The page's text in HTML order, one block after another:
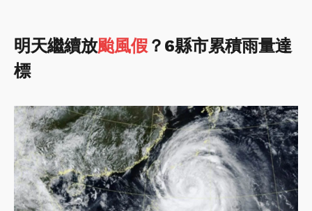
明天繼續放颱風假 ？6縣市累積雨量達
標